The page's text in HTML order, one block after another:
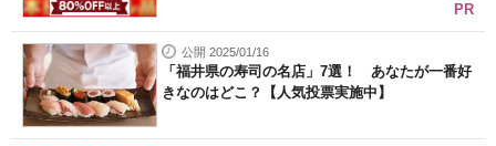
PR
公開 2025/01/16
「福井県の寿司の名店」7選！ あなたが一番好
きなのはどこ？【人気投票実施中】